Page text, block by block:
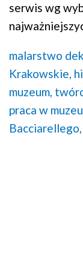
serwis wg
malarstwo
Krakowskie,
muzeum,
praca w
Bacciarellego,